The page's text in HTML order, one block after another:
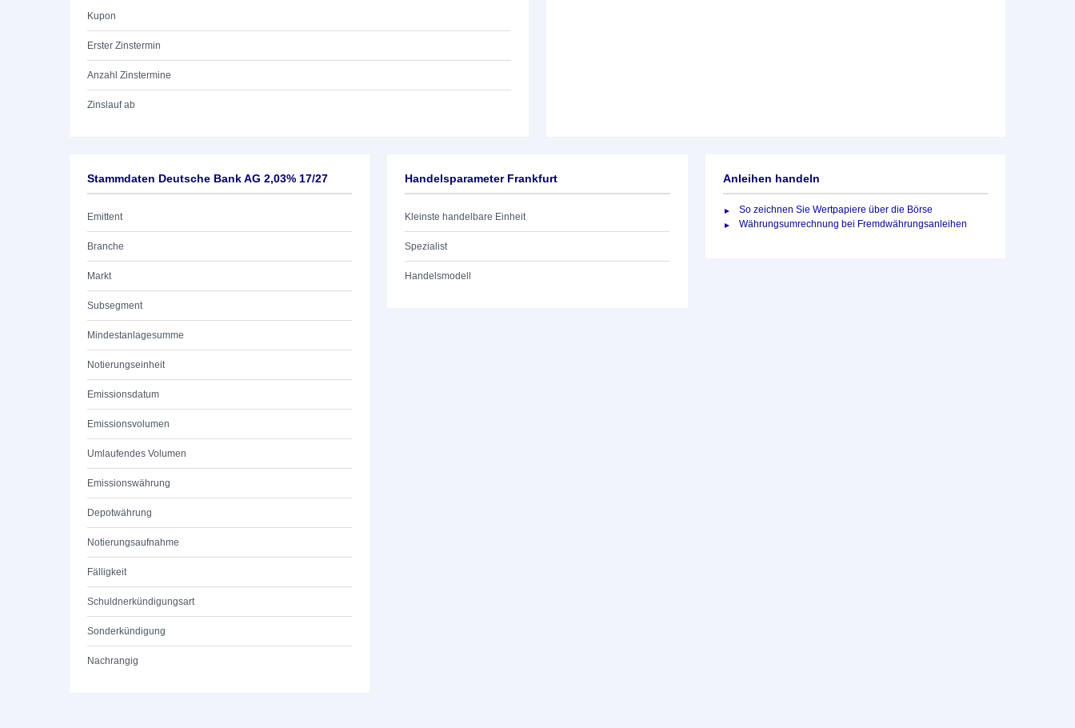
Kupon
Erster Zinstermin
Anzahl Zinstermine
Zinslauf ab
Stammdaten Deutsche Bank AG 2,03% 17/27
Emittent
Branche
Markt
Subsegment
Mindestanlagesumme
Notierungseinheit
Emissionsdatum
Emissionsvolumen
Umlaufendes Volumen
Emissionswährung
Depotwährung
Notierungsaufnahme
Fälligkeit
Schuldnerkündigungsart
Sonderkündigung
Nachrangig
Handelsparameter Frankfurt
Kleinste handelbare Einheit
Spezialist
Handelsmodell
Anleihen handeln
So zeichnen Sie Wertpapiere über die Börse
Währungsumrechnung bei Fremdwährungsanleihen